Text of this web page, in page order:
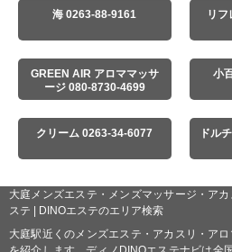
海 0263-88-9161 リ
GREEN AIR アロママッサ
ージ 080-8730-4699
小
クリーム 0263-34-6077
ドル
大庭メンズエステ・メンズマッサージ・ア
ステ | DINOエステのエリア検索
大庭駅近くのメンズエステ・アカスリ・ア